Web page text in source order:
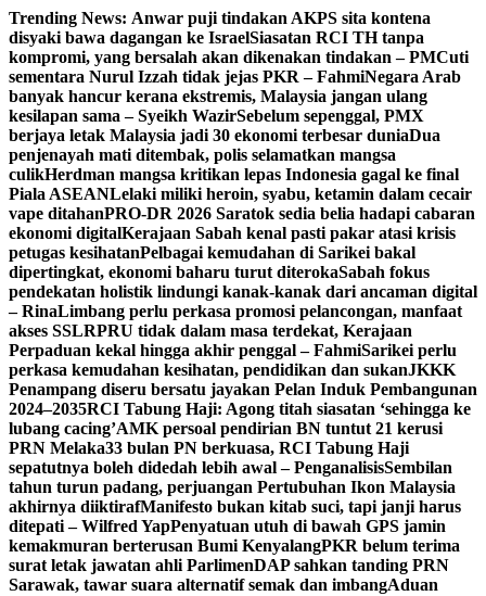
Skip
to
content
Trending News: Anwar puji tindakan AKPS sita kontena
disyaki bawa dagangan ke IsraelSiasatan RCI TH tanpa
kompromi, yang bersalah akan dikenakan tindakan – PMCuti
sementara Nurul Izzah tidak jejas PKR – FahmiNegara Arab
banyak hancur kerana ekstremis, Malaysia jangan ulang
kesilapan sama – Syeikh WazirSebelum sepenggal, PMX
berjaya letak Malaysia jadi 30 ekonomi terbesar duniaDua
penjenayah mati ditembak, polis selamatkan mangsa
culikHerdman mangsa kritikan lepas Indonesia gagal ke final
Piala ASEANLelaki miliki heroin, syabu, ketamin dalam cecair
vape ditahanPRO-DR 2026 Saratok sedia belia hadapi cabaran
ekonomi digitalKerajaan Sabah kenal pasti pakar atasi krisis
petugas kesihatanPelbagai kemudahan di Sarikei bakal
dipertingkat, ekonomi baharu turut diterokaSabah fokus
pendekatan holistik lindungi kanak-kanak dari ancaman digital
– RinaLimbang perlu perkasa promosi pelancongan, manfaat
akses SSLRPRU tidak dalam masa terdekat, Kerajaan
Perpaduan kekal hingga akhir penggal – FahmiSarikei perlu
perkasa kemudahan kesihatan, pendidikan dan sukanJKKK
Penampang diseru bersatu jayakan Pelan Induk Pembangunan
2024–2035RCI Tabung Haji: Agong titah siasatan ‘sehingga ke
lubang cacing’AMK persoal pendirian BN tuntut 21 kerusi
PRN Melaka33 bulan PN berkuasa, RCI Tabung Haji
sepatutnya boleh didedah lebih awal – PenganalisisSembilan
tahun turun padang, perjuangan Pertubuhan Ikon Malaysia
akhirnya diiktirafManifesto bukan kitab suci, tapi janji harus
ditepati – Wilfred YapPenyatuan utuh di bawah GPS jamin
kemakmuran berterusan Bumi KenyalangPKR belum terima
surat letak jawatan ahli ParlimenDAP sahkan tanding PRN
Sarawak, tawar suara alternatif semak dan imbangAduan